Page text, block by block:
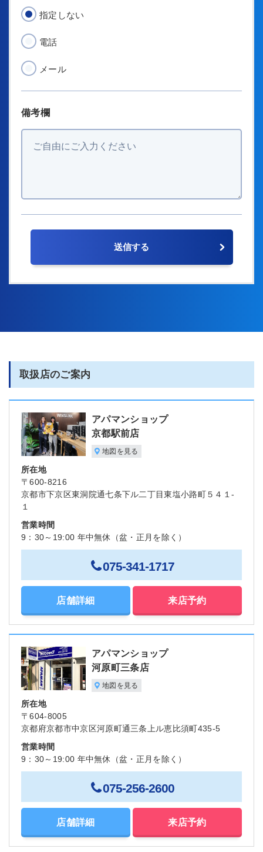
取扱店のご案内
アパマンショップ
京都駅前店
地図を見る
所在地
〒600-8216
京都市下京区東洞院通七条下ル二丁目東塩小路町５４１-
１
営業時間
9：30～19:00 年中無休（盆・正月を除く）
075-341-1717
店舗詳細 来店予約
アパマンショップ
河原町三条店
地図を見る
所在地
〒604-8005
京都府京都市中京区河原町通三条上ル恵比須町435-5
営業時間
9：30～19:00 年中無休（盆・正月を除く）
075-256-2600
店舗詳細 来店予約